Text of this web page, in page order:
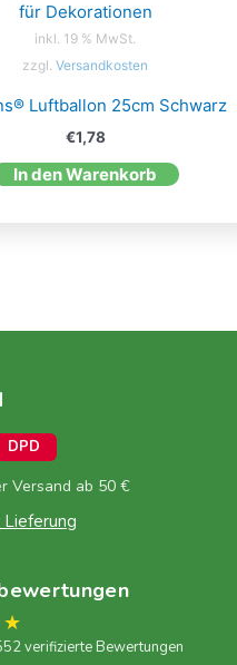
inkl. 19 % MwSt.
zzgl. Versandkosten
Luftballon 25cm Schwarz
€1,78
In den Warenkorb
DPD
Versand ab 50 €
Lieferung
verifizierte Bewertungen